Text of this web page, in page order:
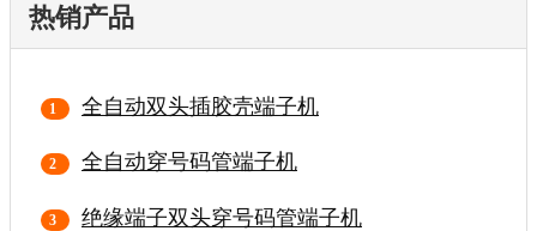
热销产品
全自动双头插胶壳端子机
全自动穿号码管端子机
绝缘端子双头穿号码管端子机